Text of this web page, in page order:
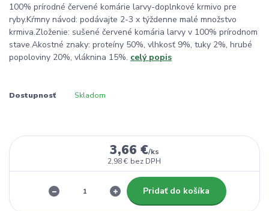
100% prírodné červené komárie larvy-doplnkové krmivo pre
ryby.Kŕmny návod: podávajte 2-3 x týždenne malé množstvo
krmiva.Zloženie: sušené červené komária larvy v 100% prírodnom
stave.Akostné znaky: proteíny 50%, vlhkosť 9%, tuky 2%, hrubé
popoloviny 20%, vláknina 15%. celý popis
Dostupnosť Skladom
3,66 €/ks
2,98 € bez DPH
Pridať do košíka